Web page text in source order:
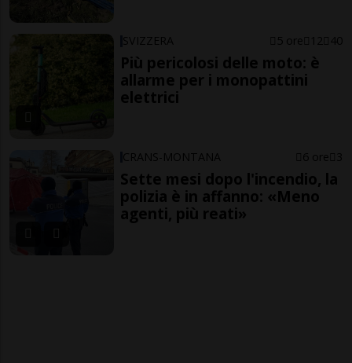
SVIZZERA 5 ore 12 40
Più pericolosi delle moto: è
allarme per i monopattini
elettrici
CRANS-MONTANA 6 ore 3
Sette mesi dopo l'incendio, la
polizia è in affanno: «Meno
agenti, più reati»